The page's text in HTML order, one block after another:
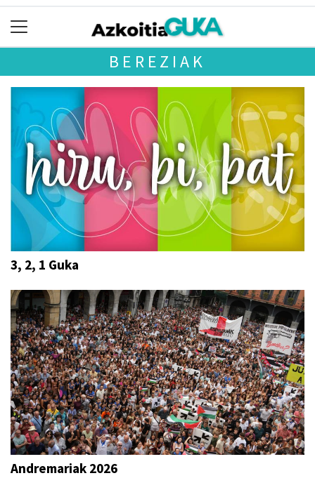
BEREZIAK
3, 2, 1 Guka
Andremariak 2026